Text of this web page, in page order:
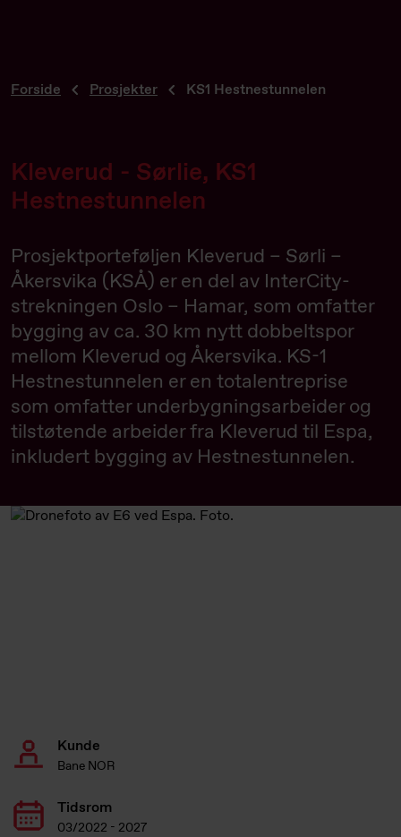
Forside Prosjekter KS1 Hestnestunnelen
Kleverud - Sørlie, KS1
Hestnestunnelen
Prosjektporteføljen Kleverud – Sørli –
Åkersvika (KSÅ) er en del av InterCity-
strekningen Oslo – Hamar, som omfatter
bygging av ca. 30 km nytt dobbeltspor
mellom Kleverud og Åkersvika. KS-1
Hestnestunnelen er en totalentreprise
som omfatter underbygningsarbeider og
tilstøtende arbeider fra Kleverud til Espa,
inkludert bygging av Hestnestunnelen.
Kunde
Bane NOR
Tidsrom
03/2022 - 2027